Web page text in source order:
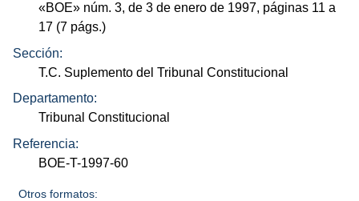
«BOE» núm. 3, de 3 de enero de 1997, páginas 11 a
17 (7 págs.)
Sección:
T.C. Suplemento del Tribunal Constitucional
Departamento:
Tribunal Constitucional
Referencia:
BOE-T-1997-60
Otros formatos: